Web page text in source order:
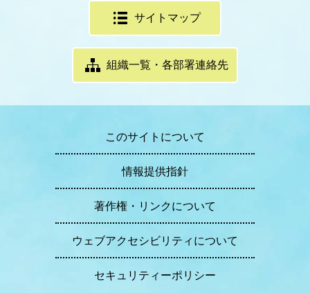
サイトマップ
組織一覧・各部署連絡先
このサイトについて
情報提供指針
著作権・リンクについて
ウェブアクセシビリティについて
セキュリティーポリシー